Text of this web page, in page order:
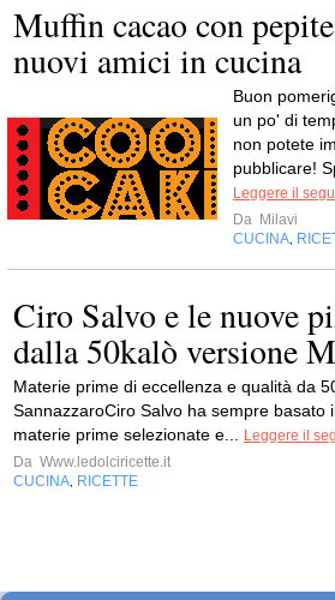
Muffin cacao con
nuovi amici in cucina
Buon
un po' di
non potete
pubblicare!
Leggere il
Da Milavi
CUCINA
Ciro Salvo e le nuove
dalla 50kalò versione
Materie prime di eccellenza e qualità da
SannazzaroCiro Salvo ha sempre basato
materie prime selezionate e...
Leggere il
Da Www.ledolciricette.it
CUCINA RICETTE